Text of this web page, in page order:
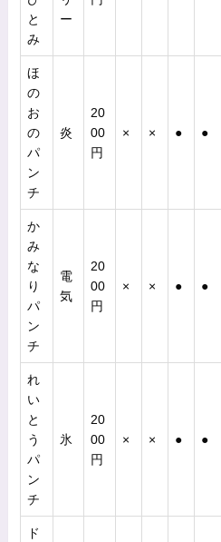
と
み
ー
ほ
の
お
の
パ
ン
チ
炎
20
00
円
× × ● ●
か
み
な
り
パ
ン
チ
電
気
20
00
円
× × ● ●
れ
い
と
う
パ
ン
チ
氷
20
00
円
× × ● ●
ド